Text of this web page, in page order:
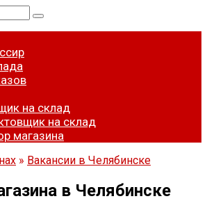
на склад
на склад
магазина
» Вакансии в Челябинске
в Челябинске